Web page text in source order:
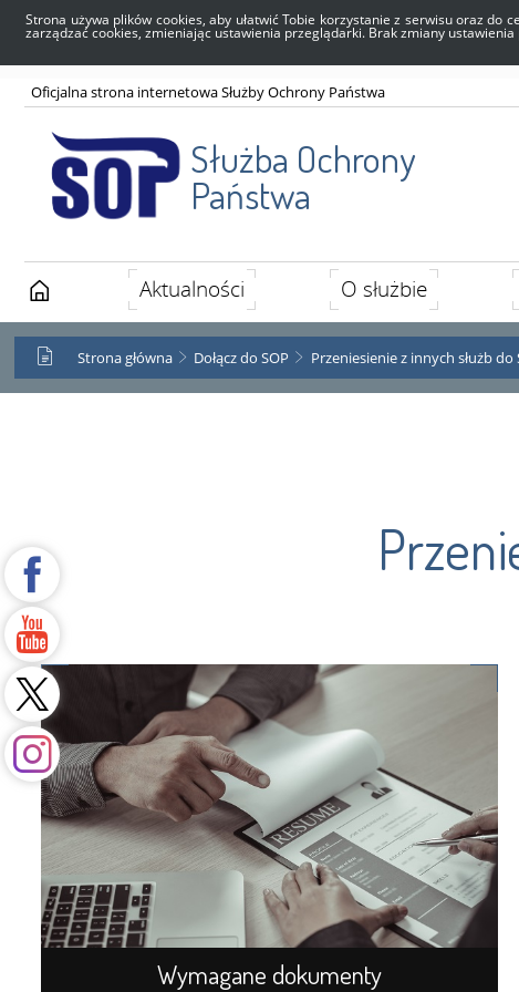
Strona używa plików cookies, aby ułatwić Tobie korzystanie z serwisu oraz
zarządzać cookies, zmieniając ustawienia przeglądarki. Brak zmiany
Służba Ochrony
Państwa
Oficjalna strona internetowa Służby Ochrony Państwa
Aktualności O służbie
Strona główna Dołącz do SOP Przeniesienie z innych służb do
Wymagane dokumenty